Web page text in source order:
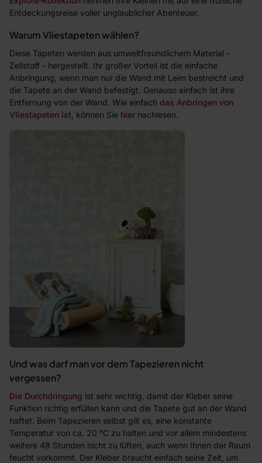
Entdeckungsreise voller unglaublicher Abenteuer.
Warum Vliestapeten wählen?
Diese Tapeten werden aus umweltfreundlichem Material -
Zellstoff - hergestellt. Ihr großer Vorteil ist die einfache
Anbringung, wenn man nur die Wand mit Leim bestreicht und
die Tapete an der Wand befestigt. Genauso einfach ist ihre
Entfernung von der Wand. Wie einfach das Anbringen von
Vliestapeten ist, können Sie hier nachlesen.
Und was darf man vor dem Tapezieren nicht
vergessen?
Die Durchdringung ist sehr wichtig, damit der Kleber seine
Funktion richtig erfüllen kann und die Tapete gut an der Wand
haftet. Beim Tapezieren selbst gilt es, eine konstante
Temperatur von ca. 20 °C zu halten und vor allem mindestens
weitere 48 Stunden nicht zu lüften, auch wenn Ihnen der Raum
feucht vorkommt. Der Kleber braucht einfach seine Zeit, um